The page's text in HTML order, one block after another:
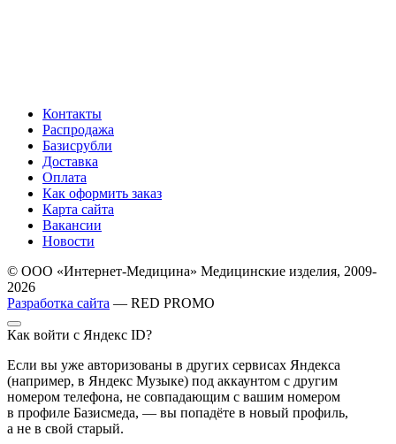
Контакты
Распродажа
Базисрубли
Доставка
Оплата
Как оформить заказ
Карта сайта
Вакансии
Новости
© ООО «Интернет-Медицина» Медицинские изделия, 2009-
2026
Разработка сайта — RED PROMO
Как войти с Яндекс ID?
Если вы уже авторизованы в других сервисах Яндекса
(например, в Яндекс Музыке) под аккаунтом с другим
номером телефона, не совпадающим с вашим номером
в профиле Базисмеда, — вы попадёте в новый профиль,
а не в свой старый.